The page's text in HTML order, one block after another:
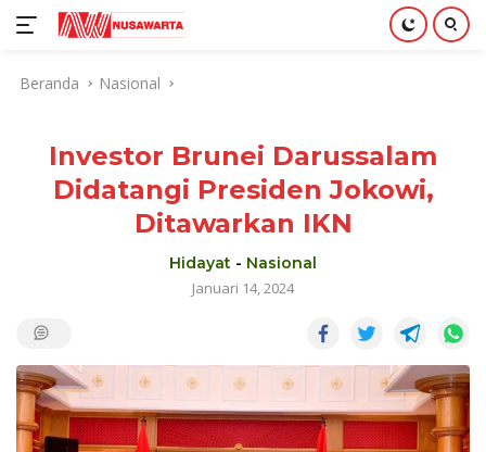
Beranda Nasional
Investor Brunei Darussalam
Didatangi Presiden Jokowi,
Ditawarkan IKN
Hidayat - Nasional
Januari 14, 2024